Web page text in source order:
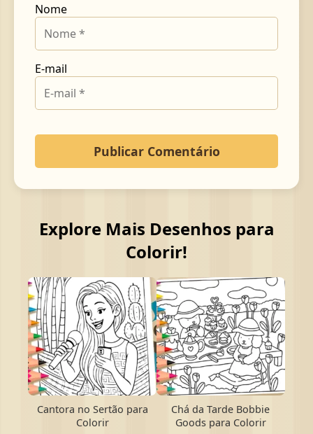
Nome
E-mail
Explore Mais Desenhos para
Colorir!
Cantora no Sertão para
Colorir
Chá da Tarde Bobbie
Goods para Colorir